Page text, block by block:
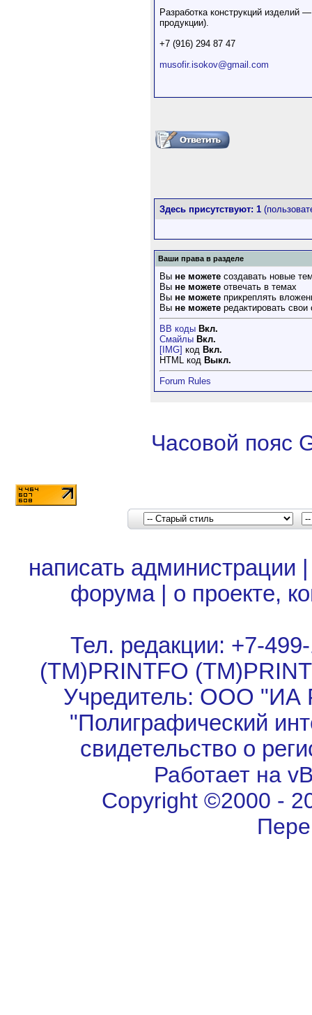
Разработка конструкций
продукции).
+7 (916) 294 87 47
musofir.isokov@gmail.com
Здесь присутствуют: 1
Ваши права в разделе
Вы не можете создавать новые
Вы не можете отвечать в темах
Вы не можете прикреплять
Вы не можете редактировать
BB коды Вкл.
Смайлы Вкл.
[IMG] код Вкл.
HTML код Выкл.
Forum Rules
Часовой пояс
написать администрации
форума| о проекте,
Тел. редакции: +7-
(TM)PRINTFO
Учредитель: ООО "ИА
"Полиграфический
свидетельство о
Работает на
Copyright ©2000 -